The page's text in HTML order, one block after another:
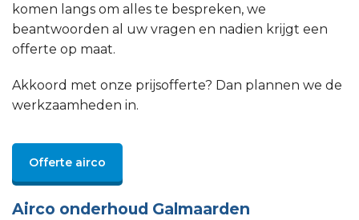
komen langs om alles te bespreken, we
beantwoorden al uw vragen en nadien krijgt een
offerte op maat.
Akkoord met onze prijsofferte? Dan plannen we de
werkzaamheden in.
Offerte airco
Airco onderhoud Galmaarden